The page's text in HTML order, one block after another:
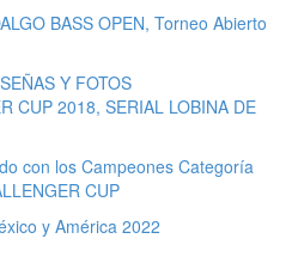
BASS OPEN, Torneo Abierto
Y FOTOS
CUP 2018, SERIAL LOBINA DE
con los Campeones Categoría
CUP
y América 2022